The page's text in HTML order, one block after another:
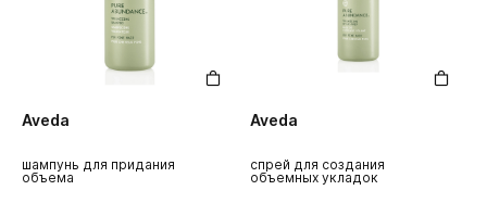
Aveda
шампунь для придания
объема
Aveda
спрей для создания
объемных укладок